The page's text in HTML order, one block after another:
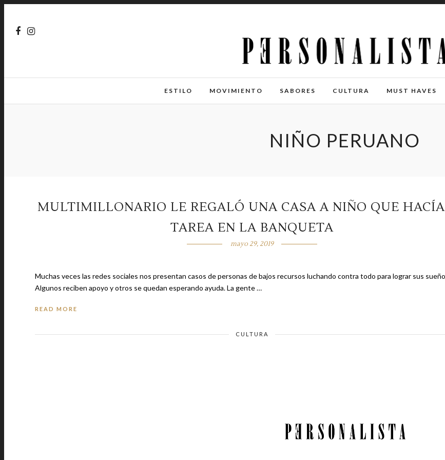
ESTILO MOVIMIENTO SABORES CULTURA MUST HAVES
NIÑO PERUANO
MULTIMILLONARIO LE REGALÓ UNA CASA A NIÑO QUE
TAREA EN LA BANQUETA
mayo 29, 2019
Muchas veces las redes sociales nos presentan casos de personas de bajos recursos luchando contra todo para lograr sus
Algunos reciben apoyo y otros se quedan esperando ayuda. La gente …
READ MORE
CULTURA